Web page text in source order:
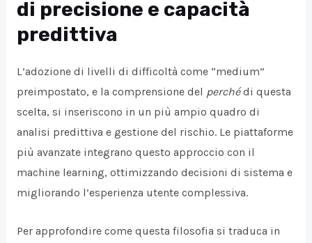
di precisione e capacità
predittiva
L’adozione di livelli di difficoltà come “medium”
preimpostato, e la comprensione del perchédi questa
scelta, si inseriscono in un più ampio quadro di
analisi predittiva e gestione del rischio. Le piattaforme
più avanzate integrano questo approccio con il
machine learning, ottimizzando decisioni di sistema e
migliorando l’esperienza utente complessiva.
Per approfondire come questa filosofia si traduca in